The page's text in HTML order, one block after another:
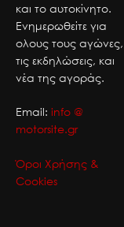
και το αυτοκίνητο.
Ενημερωθείτε για
ολους τους αγώνες,
τις εκδηλώσεις, και
νέα της αγοράς.
Email: info @
motorsite.gr
Όροι Χρήσης &
Cookies